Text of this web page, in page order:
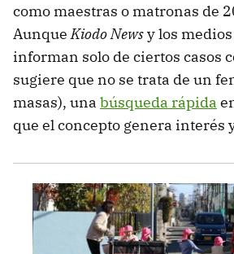
como maestras o matronas de
AunqueKiodo Newsy los
informan solo de ciertos casos
sugiere que no se trata de un
masas), una búsqueda rápida
que el concepto genera interés